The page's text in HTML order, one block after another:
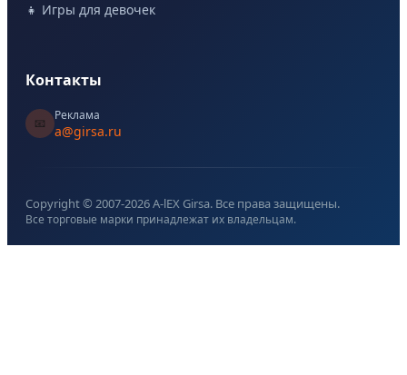
👧 Игры для девочек
Контакты
📧
Реклама
a@girsa.ru
Copyright © 2007-2026A-lEX Girsa. Все права защищены.
Все торговые марки принадлежат их владельцам.